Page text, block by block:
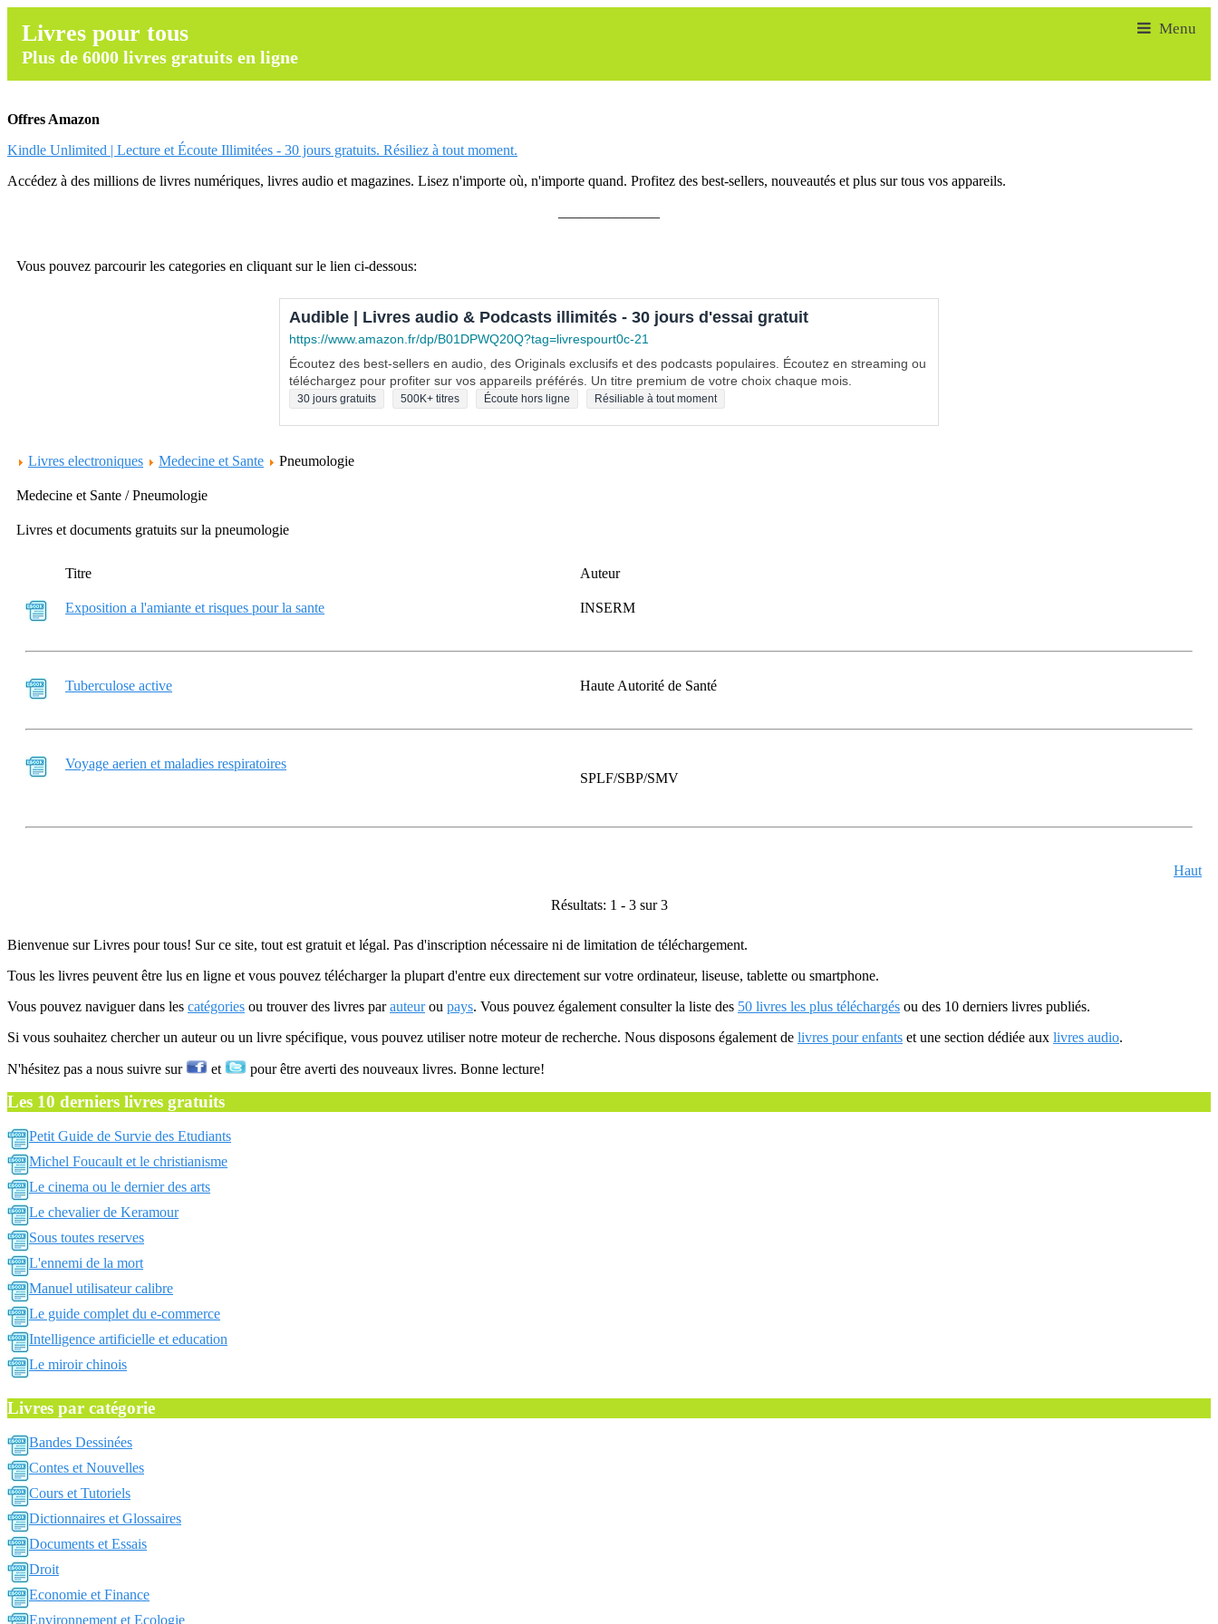
Livres pour tous
Plus de 6000 livres gratuits en ligne
Offres Amazon
Kindle Unlimited | Lecture et Écoute Illimitées - 30 jours gratuits. Résiliez à tout moment.
Accédez à des millions de livres numériques, livres audio et magazines. Lisez n'importe où, n'importe quand. Profitez des best-sellers, nouveautés et plus sur tous vos appareils.
Vous pouvez parcourir les categories en cliquant sur le lien ci-dessous:
Audible | Livres audio & Podcasts illimités - 30 jours d'essai gratuit
https://www.amazon.fr/dp/B01DPWQ20Q?tag=livrespourt0c-21
Écoutez des best-sellers en audio, des Originals exclusifs et des podcasts populaires. Écoutez en streaming ou
téléchargez pour profiter sur vos appareils préférés. Un titre premium de votre choix chaque mois.
30 jours gratuits 500K+ titres Écoute hors ligne Résiliable à tout moment
Livres electroniques Medecine et Sante Pneumologie
Medecine et Sante / Pneumologie
Livres et documents gratuits sur la pneumologie
Titre Auteur
Exposition a l'amiante et risques pour la sante INSERM
Tuberculose active Haute Autorité de Santé
Voyage aerien et maladies respiratoires
SPLF/SBP/SMV
Haut
Résultats: 1 - 3 sur 3
Bienvenue sur Livres pour tous! Sur ce site, tout est gratuit et légal. Pas d'inscription nécessaire ni de limitation de téléchargement.
Tous les livres peuvent être lus en ligne et vous pouvez télécharger la plupart d'entre eux directement sur votre ordinateur, liseuse, tablette ou smartphone.
Vous pouvez naviguer dans les catégories ou trouver des livres parauteurou pays. Vous pouvez également consulter la liste des 50 livres les plus téléchargés ou des 10 derniers livres publiés.
Si vous souhaitez chercher un auteur ou un livre spécifique, vous pouvez utiliser notre moteur de recherche. Nous disposons également de livres pour enfants et une section dédiée aux livres audio.
N'hésitez pas a nous suivre sur et pour être averti des nouveaux livres. Bonne lecture!
Les 10 derniers livres gratuits
Petit Guide de Survie des Etudiants
Michel Foucault et le christianisme
Le cinema ou le dernier des arts
Le chevalier de Keramour
Sous toutes reserves
L'ennemi de la mort
Manuel utilisateur calibre
Le guide complet du e-commerce
Intelligence artificielle et education
Le miroir chinois
Livres par catégorie
Bandes Dessinées
Contes et Nouvelles
Cours et Tutoriels
Dictionnaires et Glossaires
Documents et Essais
Droit
Economie et Finance
Environnement et Ecologie